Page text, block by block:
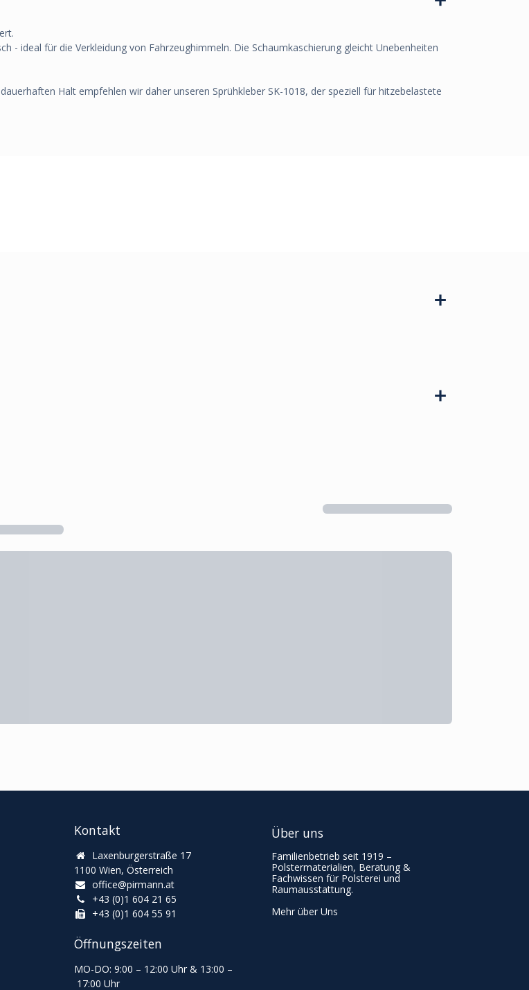
- ideal für die Verkleidung von Fahrzeughimmeln. Die Schaumkaschierung gleicht Unebenheiten
Halt empfehlen wir daher unseren Sprühkleber SK-1018, der speziell für hitzebelastete
Kontakt
Laxenburgerstraße 17
1100 Wien, Österreich
office@pirmann.at
+43 (0)1 604 21 65
+43 (0)1 604 55 91
Öffnungszeiten
MO-DO: 9:00 – 12:00 Uhr & 13:00 –
17:00 Uhr
Über uns
Familienbetrieb seit 1919 –
Polstermaterialien, Beratung &
Fachwissen für Polsterei und
Raumausstattung.
Mehr über Uns